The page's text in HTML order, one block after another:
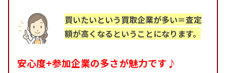
買いたいという買取企業が多い＝査定
額が高くなるということになります。
安心度+参加企業の多さが魅力です♪